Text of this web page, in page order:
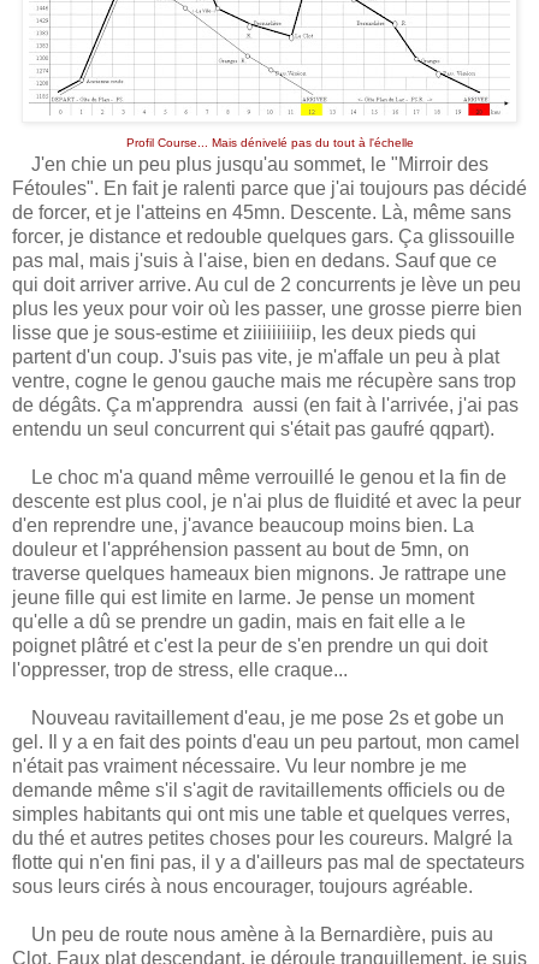
Profil Course... Mais dénivelé pas du tout à l'échelle
J'en chie un peu plus jusqu'au sommet, le "Mirroir des
Fétoules". En fait je ralenti parce que j'ai toujours pas décidé
de forcer, et je l'atteins en 45mn. Descente. Là, même sans
forcer, je distance et redouble quelques gars. Ça glissouille
pas mal, mais j'suis à l'aise, bien en dedans. Sauf que ce
qui doit arriver arrive. Au cul de 2 concurrents je lève un peu
plus les yeux pour voir où les passer, une grosse pierre bien
lisse que je sous-estime et ziiiiiiiiiip, les deux pieds qui
partent d'un coup. J'suis pas vite, je m'affale un peu à plat
ventre, cogne le genou gauche mais me récupère sans trop
de dégâts. Ça m'apprendra aussi (en fait à l'arrivée, j'ai pas
entendu un seul concurrent qui s'était pas gaufré qqpart).
Le choc m'a quand même verrouillé le genou et la fin de
descente est plus cool, je n'ai plus de fluidité et avec la peur
d'en reprendre une, j'avance beaucoup moins bien. La
douleur et l'appréhension passent au bout de 5mn, on
traverse quelques hameaux bien mignons. Je rattrape une
jeune fille qui est limite en larme. Je pense un moment
qu'elle a dû se prendre un gadin, mais en fait elle a le
poignet plâtré et c'est la peur de s'en prendre un qui doit
l'oppresser, trop de stress, elle craque...
Nouveau ravitaillement d'eau, je me pose 2s et gobe un
gel. Il y a en fait des points d'eau un peu partout, mon camel
n'était pas vraiment nécessaire. Vu leur nombre je me
demande même s'il s'agit de ravitaillements officiels ou de
simples habitants qui ont mis une table et quelques verres,
du thé et autres petites choses pour les coureurs. Malgré la
flotte qui n'en fini pas, il y a d'ailleurs pas mal de spectateurs
sous leurs cirés à nous encourager, toujours agréable.
Un peu de route nous amène à la Bernardière, puis au
Clot. Faux plat descendant, je déroule tranquillement, je suis